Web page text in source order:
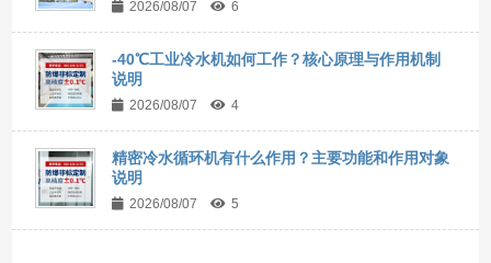
2026/08/07 6
-40℃工业冷水机如何工作？核心原理与作用机制
说明
2026/08/07 4
精密冷水循环机有什么作用？主要功能和作用对象
说明
2026/08/07 5